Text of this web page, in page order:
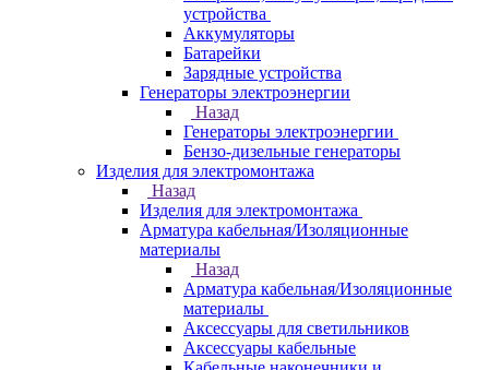
устройства
Аккумуляторы
Батарейки
Зарядные устройства
Генераторы электроэнергии
Назад
Генераторы электроэнергии
Бензо-дизельные генераторы
Изделия для электромонтажа
Назад
Изделия для электромонтажа
Арматура кабельная/Изоляционные
материалы
Назад
Арматура кабельная/Изоляционные
материалы
Аксессуары для светильников
Аксессуары кабельные